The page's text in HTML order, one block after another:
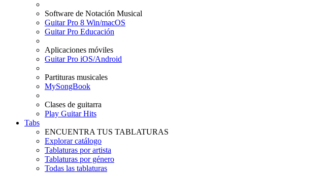
Software de Notación Musical
Guitar Pro 8 Win/macOS
Guitar Pro Educación
Aplicaciones móviles
Guitar Pro iOS/Android
Partituras musicales
MySongBook
Clases de guitarra
Play Guitar Hits
Tabs
ENCUENTRA TUS TABLATURAS
Explorar catálogo
Tablaturas por artista
Tablaturas por género
Todas las tablaturas